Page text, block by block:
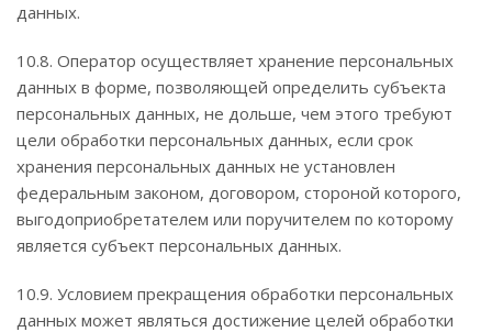
данных.
10.8. Оператор осуществляет хранение персональных
данных в форме, позволяющей определить субъекта
персональных данных, не дольше, чем этого требуют
цели обработки персональных данных, если срок
хранения персональных данных не установлен
федеральным законом, договором, стороной которого,
выгодоприобретателем или поручителем по которому
является субъект персональных данных.
10.9. Условием прекращения обработки персональных
данных может являться достижение целей обработки